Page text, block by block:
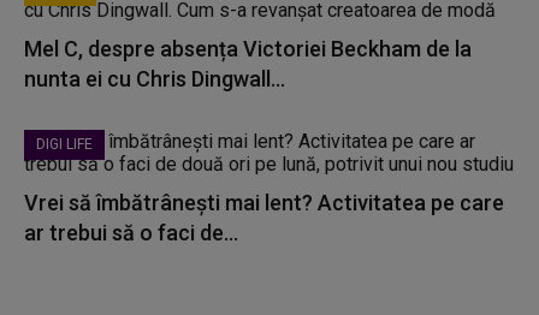
Mel C, despre absența Victoriei Beckham de la
nunta ei cu Chris Dingwall...
DIGI LIFE
Vrei să îmbătrânești mai lent? Activitatea pe care
ar trebui să o faci de...